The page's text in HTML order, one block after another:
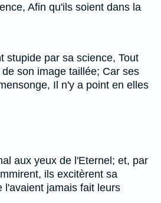
Afin qu'ils soient dans la
stupide par sa science, Tout
son image taillée; Car ses
Il n'y a point en elles
aux yeux de l'Eternel; et, par
ils excitèrent sa
l'avaient jamais fait leurs